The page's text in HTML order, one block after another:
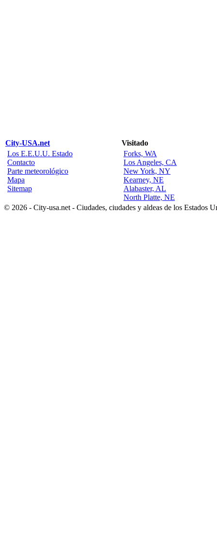
City-USA.net
Visitado
Los E.E.U.U. Estado
Contacto
Parte meteorológico
Mapa
Sitemap
Forks, WA
Los Angeles, CA
New York, NY
Kearney, NE
Alabaster, AL
North Platte, NE
© 2026 - City-usa.net - Ciudades, ciudades y aldeas de los Estados